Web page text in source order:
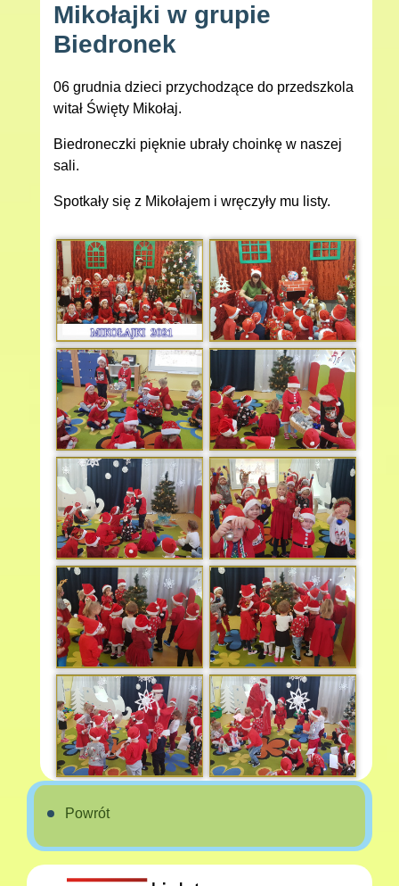
Mikołajki w grupie
Biedronek
06 grudnia dzieci przychodzące do przedszkola
witał Święty Mikołaj.
Biedroneczki pięknie ubrały choinkę w naszej
sali.
Spotkały się z Mikołajem i wręczyły mu listy.
Powrót